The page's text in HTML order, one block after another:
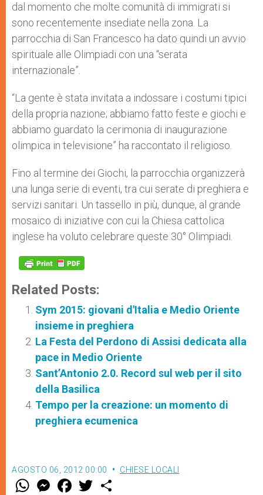
dal momento che molte comunità di immigrati si
sono recentemente insediate nella zona. La
parrocchia di San Francesco ha dato quindi un avvio
spirituale alle Olimpiadi con una “serata
internazionale”.
“La gente è stata invitata a indossare i costumi tipici
della propria nazione; abbiamo fatto feste e giochi e
abbiamo guardato la cerimonia di inaugurazione
olimpica in televisione” ha raccontato il religioso.
Fino al termine dei Giochi, la parrocchia organizzerà
una lunga serie di eventi, tra cui serate di preghiera e
servizi sanitari. Un tassello in più, dunque, al grande
mosaico di iniziative con cui la Chiesa cattolica
inglese ha voluto celebrare queste 30° Olimpiadi.
Related Posts:
Sym 2015: giovani d'Italia e Medio Oriente
insieme in preghiera
La Festa del Perdono di Assisi dedicata alla
pace in Medio Oriente
Sant’Antonio 2.0. Record sul web per il sito
della Basilica
Tempo per la creazione: un momento di
preghiera ecumenica
AGOSTO 06, 2012 00:00 CHIESE LOCALI
W M
e
F
a w